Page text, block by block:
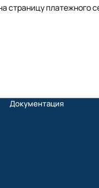
платежного
Документация